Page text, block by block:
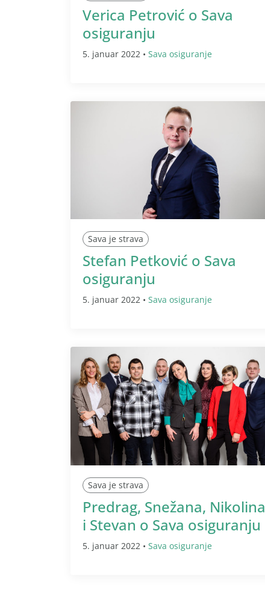
Verica Petrović o Sava
osiguranju
5. januar 2022 • Sava osiguranje
Sava je strava
Stefan Petković o Sava
osiguranju
5. januar 2022 • Sava osiguranje
Sava je strava
Predrag, Snežana, Nikolina
i Stevan o Sava osiguranju
5. januar 2022 • Sava osiguranje